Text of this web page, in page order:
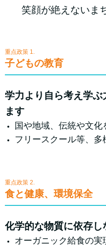
笑顔が絶えないま
重点政策 1.
子どもの教育
学力より自ら考え学
ます
国や地域、伝統や文
フリースクール等、
重点政策 2.
食と健康、環境保全
化学的な物質に依存
オーガニック給食の